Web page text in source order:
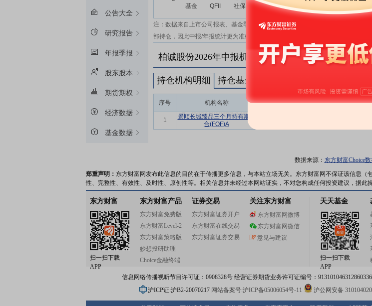
公告大全
研究报告
年报季报
股东股本
期货期权
经济数据
基金数据
注：数据来自上市公司报表、基金季报、半年报和基金年报；在上市公司报表、
部持仓，因此中报/年报统计更为准确。
柏诚股份2026年中报机构持仓明细
持仓机构明细 持仓基金明细
序号 机构名称 相关链接 机构属性 持
1
景顺长城臻品三个月持有期混
合(FOF)A
数据来源： 东方财富Choice
郑重声明： 东方财富网发布此信息的目的在于传播更多信息，与本站立场无关。东方财富网不保证该信息
性、完整性、有效性、及时性、原创性等。相关信息并未经过本网站证实，不对您构成任何投资建议，据此
东方财富
扫一扫下载
APP
东方财富产品
东方财富免费版
东方财富Level-2
东方财富策略版
妙想投研助理
Choice金融终端
证券交易
东方财富证券开户
东方财富在线交易
东方财富证券交易
关注东方财富
东方财富网微博
东方财富网微信
意见与建议
天天基金
扫一扫下载
APP
信息网络传播视听节目许可证：0908328号 经营证券期货业务许可证编号：
沪ICP证:沪B2-20070217 网站备案号:沪ICP备05006054号-11 沪公网安备